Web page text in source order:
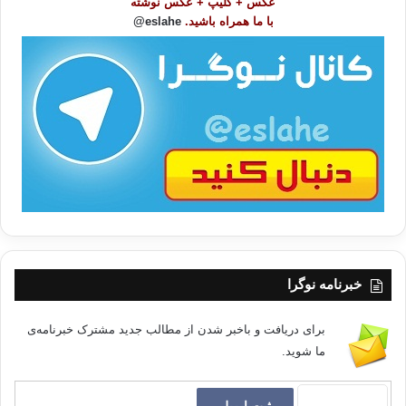
انجام چنین محاسباتی ابتدا چه کاری انجام می دهند؟ آن ها ابتدا به دانشگاه ها و
سایر اماکن فرهنگی می روند و اهتمام و تلاش جوانان آن جامعه را مورد بررسی
قرار داده و در خصوص آرزوها و اهداف آن ها در زندگی، اطلاعات دقیقی را ثبت
می نمایند و در پایان به عنوان مثال نتیجه می گیرند که این حکومت صد سال
بیشتر عمر نمی کند و سپس ساقط می شود، چرا؟ چون اهتمام و تلاش جوانان
آن جامعه بسیار ناچیز و بی اهمیت بوده است؛ مثلا" نهایت همت و تلاش جوانان
آن ها این بوده که دختران جوان را بشناسند و با آنان رابطه داشته باشند! و این
عادت در زمینه ی ایجاد تغییر و دگرگون نمودن جامعه هیچ اهمیتی ندارد و خداوند
هیچ تغییری در سرنوشت آن ها ایجاد نخواهد کرد، چرا که (إِنَّ اللّهَ لاَ يُغَيِّرُ مَا بِقَوْمٍ
حَتَّى يُغَيِّرُواْ مَا بِأَنْفُسِهِمْ ) [3]
. پس در این مهلت هیچ نهضت و حرکتی رخ نخواهد
داد.
را به جهانیان اعلام نمایید و بگویید که ما می توانیم تغییر ایجاد کنیم.
سال قبل هم انجام می شد؟! می پرسید چگونه؟ پس گوش کن! آیا می دانید که
چگونه تمدن «اندلس اسلامی» سقوط کرد و به «اسپانیای کاتولیک»امروزی
مبدل گردید؟ مسلمانان هشتصد سال بر اندلس فرمانروایی کردند، اما چگونه
پرتقالی ها توانستند که مسلمانان را از اسپانیا بیرون برانند؟ در ابتدا آن ها پیش
با ما همراه باشید. eslahe@
خبرنامه نوگرا
برای دریافت و باخبر شدن از مطالب جدید مشترک خبرنامه‌ی
ما شوید.